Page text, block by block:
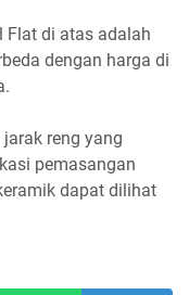
Flat di atas adalah
dengan harga di
reng yang
pemasangan
dapat dilihat